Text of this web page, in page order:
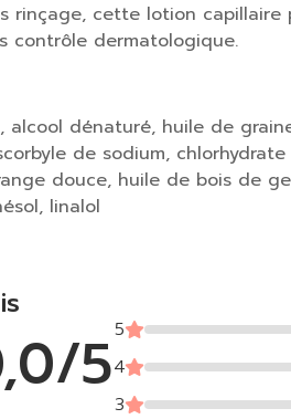
rinçage, cette lotion
contrôle dermatologique.
alcool dénaturé, huile de
de sodium,
douce, huile de bois de
linalol
55
4
3